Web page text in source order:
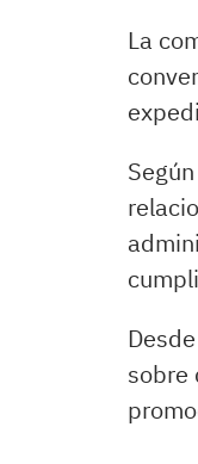
La
sobre